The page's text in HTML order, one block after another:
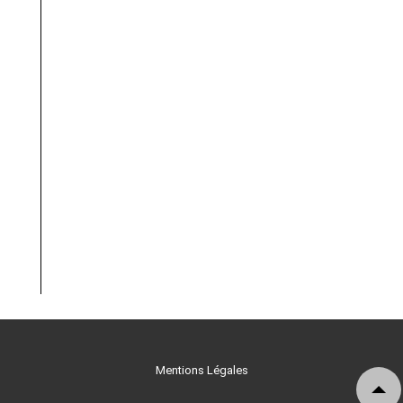
Mentions Légales